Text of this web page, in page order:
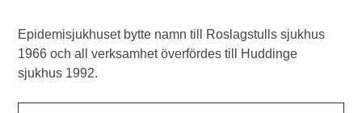
Epidemisjukhuset bytte namn till Roslagstulls sjukhus
1966 och all verksamhet överfördes till Huddinge
sjukhus 1992.